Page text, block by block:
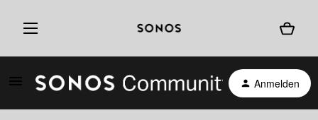
Anmelden